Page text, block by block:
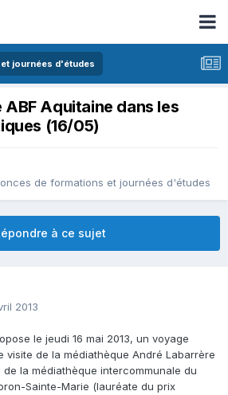
journées d'études
Aquitaine dans les
(16/05)
de formations et journées d'études
à ce sujet
2013
le jeudi 16 mai 2013, un voyage
visite de la médiathèque André Labarrère
de la médiathèque intercommunale du
Sainte-Marie (lauréate du prix